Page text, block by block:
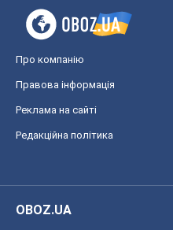
Про компанію
Правова інформація
Реклама на сайті
Редакційна політика
OBOZ.UA